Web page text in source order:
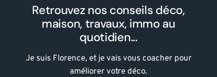
Retrouvez nos conseils déco,
maison, travaux, immo au
quotidien...
Je suis Florence, et je vais vous coacher pour
améliorer votre déco.